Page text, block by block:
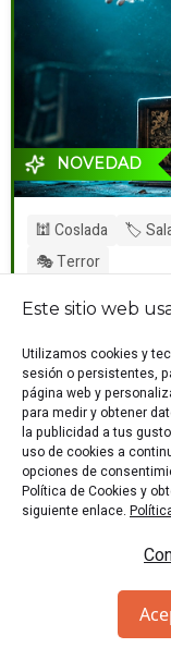
NOVEDAD
🕍 Coslada 🏷️
🎭 Terror
escapa de los
Desde 21 €/p
El Corazón De
Este sitio web
Utilizamos cookies y
sesión o persistentes,
página web y
para medir y obtener
la publicidad a tus
uso de cookies a
opciones de
Política de Cookies y
siguiente enlace.